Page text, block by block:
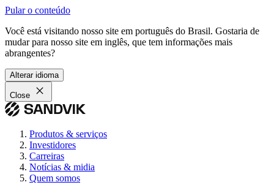
Pular o conteúdo
Você está visitando nosso site em português do Brasil. Gostaria de
mudar para nosso site em inglês, que tem informações mais
abrangentes?
Alterar idioma
Close
Produtos & serviços
Investidores
Carreiras
Notícias & midia
Quem somos